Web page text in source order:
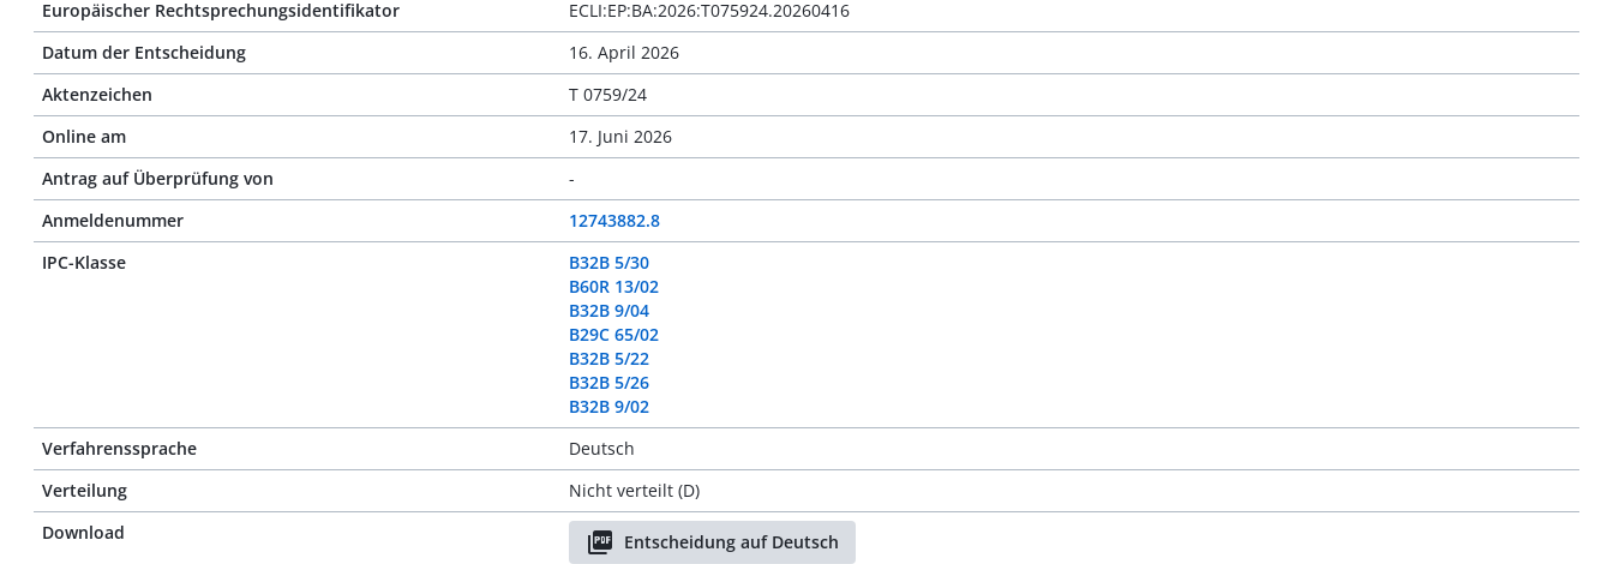
Europäischer Rechtsprechungsidentifikator
ECLI:EP:BA:2026:T075924.20260416
Datum der Entscheidung
16. April 2026
Aktenzeichen
T 0759/24
Online am
17. Juni 2026
Antrag auf Überprüfung von
-
Anmeldenummer
12743882.8
IPC-Klasse
B32B 5/30
B60R 13/02
B32B 9/04
B29C 65/02
B32B 5/22
B32B 5/26
B32B 9/02
Verfahrenssprache
Deutsch
Verteilung
Nicht verteilt (D)
Download
Entscheidung auf Deutsch